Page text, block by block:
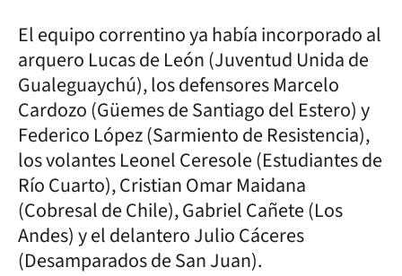
El equipo correntino ya había incorporado al
arquero Lucas de León (Juventud Unida de
Gualeguaychú), los defensores Marcelo
Cardozo (Güemes de Santiago del Estero) y
Federico López (Sarmiento de Resistencia),
los volantes Leonel Ceresole (Estudiantes de
Río Cuarto), Cristian Omar Maidana
(Cobresal de Chile), Gabriel Cañete (Los
Andes) y el delantero Julio Cáceres
(Desamparados de San Juan).